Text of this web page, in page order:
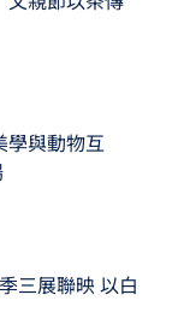
學與動物互
三展聯映 以白